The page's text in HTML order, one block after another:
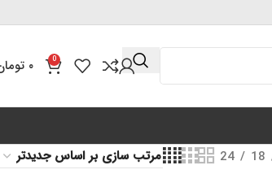
0 ۰
18
24